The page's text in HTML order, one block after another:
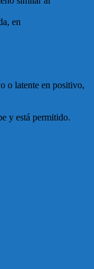
en
o latente en positivo,
y está permitido.